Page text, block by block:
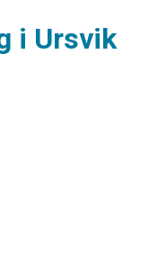
i Ursvik